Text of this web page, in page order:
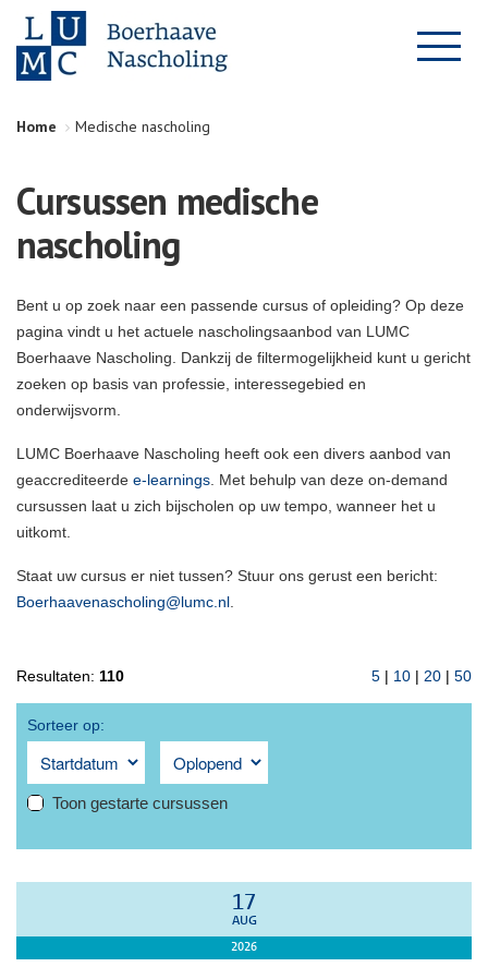
Home Medische nascholing
Cursussen medische
nascholing
Bent u op zoek naar een passende cursus of opleiding? Op deze
pagina vindt u het actuele nascholingsaanbod van LUMC
Boerhaave Nascholing. Dankzij de filtermogelijkheid kunt u gericht
zoeken op basis van professie, interessegebied en
onderwijsvorm.
LUMC Boerhaave Nascholing heeft ook een divers aanbod van
geaccrediteerde e-learnings . Met behulp van deze on-demand
cursussen laat u zich bijscholen op uw tempo, wanneer het u
uitkomt.
Staat uw cursus er niet tussen? Stuur ons gerust een bericht:
Boerhaavenascholing@lumc.nl
Resultaten: 110 5 | 10 | 20 | 50
Sorteer op:
Toon gestarte cursussen
17
AUG
2026